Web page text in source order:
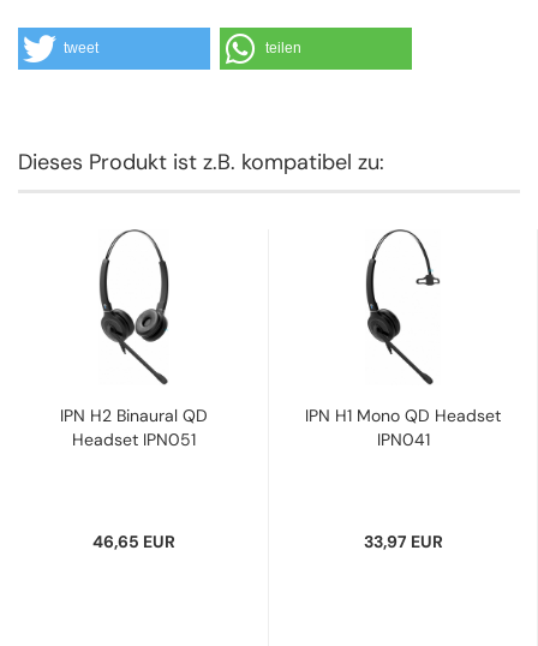
tweet teilen
Dieses Produkt ist z.B. kompatibel zu:
IPN H2 Binaural QD
Headset IPN051
46,65 EUR
IPN H1 Mono QD Headset
IPN041
33,97 EUR